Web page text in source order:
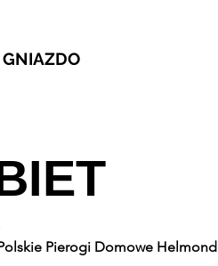
GNIAZDO
Pierogi Domowe Helmond